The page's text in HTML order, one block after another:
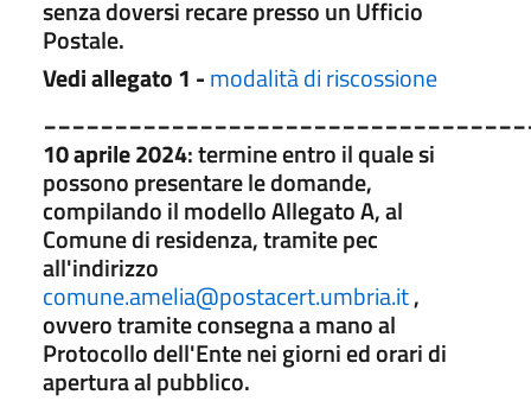
senza doversi recare presso un Ufficio
Postale.
Vedi allegato 1 -modalità di riscossione
10 aprile 2024: termine entro il quale si
possono presentare le domande,
compilando il modello Allegato A, al
Comune di residenza, tramite pec
all'indirizzo
comune.amelia@postacert.umbria.it,
ovvero tramite consegna a mano al
Protocollo dell'Ente nei giorni ed orari di
apertura al pubblico.